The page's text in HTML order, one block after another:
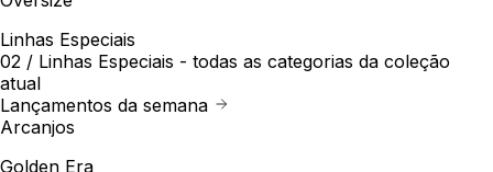
Linhas Especiais
02 / Linhas Especiais - todas as categorias da coleção
atual
Lançamentos da semana
Arcanjos
Golden Era